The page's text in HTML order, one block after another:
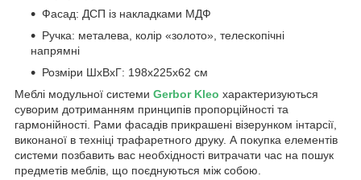
Фасад: ДСП із накладками МДФ
Ручка: металева, колір «золото», телескопічні
напрямні
Розміри ШхВхГ: 198х225х62 см
Меблі модульної системи Gerbor Kleo характеризуються
суворим дотриманням принципів пропорційності та
гармонійності. Рами фасадів прикрашені візерунком інтарсії,
виконаної в техніці трафаретного друку. А покупка елементів
системи позбавить вас необхідності витрачати час на пошук
предметів меблів, що поєднуються між собою.